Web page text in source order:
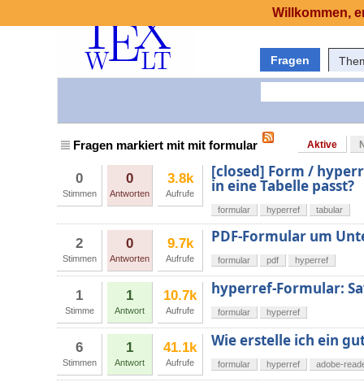
Fragen
Fragen markiert mit mit formular Aktive
0
Stimmen
0
Antworten
3.8k
Aufrufe
[closed] Form /
in eine Tabelle passt?
formular hyperref tabular
2
Stimmen
0
Antworten
9.7k
Aufrufe
PDF-Formular um
formular pdf hyperref
1
Stimme
1
Antwort
10.7k
Aufrufe
hyperref-Formular:
formular hyperref
6
Stimmen
1
Antwort
41.1k
Aufrufe
Wie erstelle ich ein
formular hyperref adobe-
Willkommen,